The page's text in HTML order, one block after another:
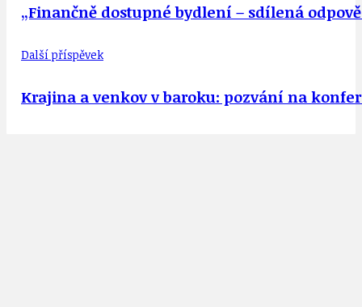
„Finančně dostupné bydlení – sdílená
Další příspěvek
Krajina a venkov v baroku: pozvání na